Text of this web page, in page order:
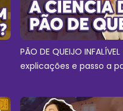
PÃO DE QUEIJO
explicações e passo a